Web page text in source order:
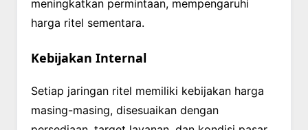
meningkatkan permintaan, mempengaruhi
harga ritel sementara.
Kebijakan Internal
Setiap jaringan ritel memiliki kebijakan harga
masing-masing, disesuaikan dengan